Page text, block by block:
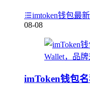
imtoken钱包最
08-08
imToken钱包